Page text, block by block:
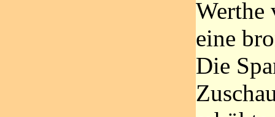
Werthe
eine
Die